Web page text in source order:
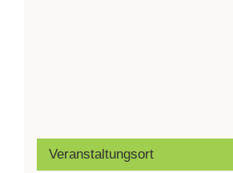
Veranstaltungsort